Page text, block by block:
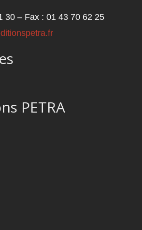
30 – Fax : 01 43 70 62 25
PETRA